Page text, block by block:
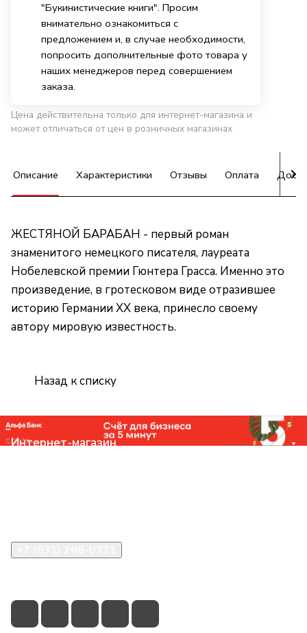
"Букинистические книги". Просим
внимательно ознакомиться с
предложением и, в случае необходимости,
попросить дополнительные фото товара у
наших менеджеров перед совершением
заказа.
Цена действительна только для интернет-магазина и
может отличаться от цен в розничных магазинах
Описание Характеристики Отзывы Оплата
ЖЕСТЯНОЙ БАРАБАН - первый роман
знаменитого немецкого писателя, лауреата
Нобелевской премии Гюнтера Грасса. Именно это
произведение, в гротесковом виде отразившее
историю Германии XX века, принесло своему
автору мировую известность.
Назад к списку
Интернет-магазин